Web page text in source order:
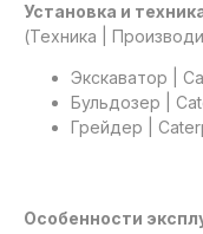
Установка и
(Техника |
Экскаватор |
Бульдозер |
Грейдер |
Особенности